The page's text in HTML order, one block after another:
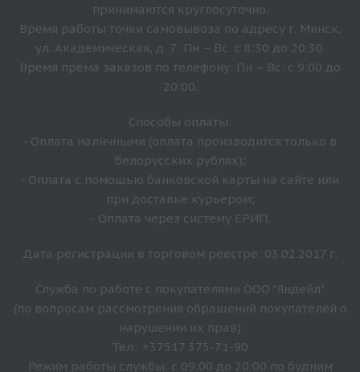
принимаются круглосуточно.
Время работы точки самовывоза по адресу г. Минск,
ул. Академическая, д. 7: Пн – Вс: с 8:30 до 20:30.
Время прёма заказов по телефону: Пн – Вс: с 9:00 до
20:00.
Способы оплаты:
- Оплата наличными (оплата производится только в
белорусских рублях);
- Оплата с помощью банковской карты на сайте или
при доставке курьером;
- Оплата через систему ЕРИП.
Дата регистрации в торговом реестре: 03.02.2017 г.
Служба по работе с покупателями ООО "Яндейл"
(по вопросам рассмотрения обращений покупателей о
нарушении их прав)
Тел.: +37517 375-71-90
Режим работы службы: с 09:00 до 20:00 по будним